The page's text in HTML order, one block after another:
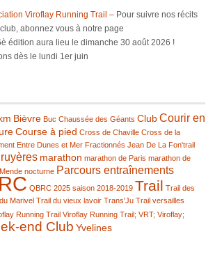
Viroflay Running Trail – Pour suivre nos récits
abonnez vous à notre page
édition aura lieu le dimanche 30 août 2026 !
dès le lundi 1er juin
Bièvre Buc Chaussée des Géants ClubCourir en
Course à pied Cross de Chaville Cross de la
Entre Dunes et Mer Fractionnés Jean De La Fon'trail
marathon marathon de Paris marathon de
nocturne Parcours entraînements
QBRC 2025 saison 2018-2019 Trail Trail des
Marivel Trail du vieux lavoir Trans'Ju Trail versailles
Running Trail Viroflay Running Trail; VRT; Viroflay;
end Club Yvelines